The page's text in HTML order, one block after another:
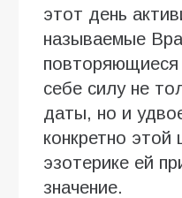
этот день
называемые
повторяющиеся
себе силу не
даты, но и
конкретно
эзотерике ей
значение.